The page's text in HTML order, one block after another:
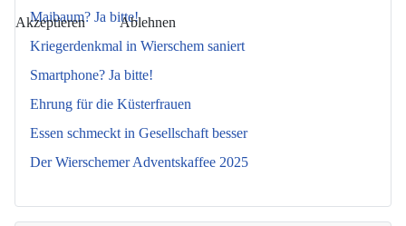
Maibaum? Ja bitte!
Kriegerdenkmal in Wierschem saniert
Smartphone? Ja bitte!
Ehrung für die Küsterfrauen
Essen schmeckt in Gesellschaft besser
Der Wierschemer Adventskaffee 2025
Akzeptieren Ablehnen